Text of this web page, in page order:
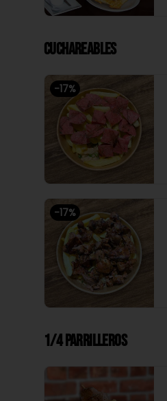
Cuchareables
-17%
-17%
1/4 Parrilleros